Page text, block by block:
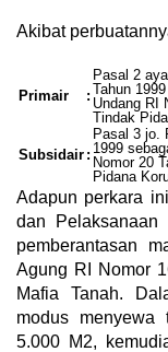
Akibat
Primair :
Pasal 2
Tahun
Undang RI
Tindak
Subsidair :
Pasal 3 jo.
1999
Nomor 20
Pidana
Adapun perkara
dan Pelaksanaan
pemberantasan
Agung RI Nomor
Mafia Tanah.
modus menyewa
5.000 M2,